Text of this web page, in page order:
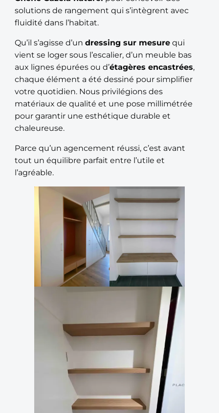
solutions de rangement qui s’intègrent avec
fluidité dans l’habitat.
Qu’il s’agisse d’undressing sur mesure qui
vient se loger sous l’escalier, d’un meuble bas
aux lignes épurées ou d’étagères encastrées,
chaque élément a été dessiné pour simplifier
votre quotidien. Nous privilégions des
matériaux de qualité et une pose millimétrée
pour garantir une esthétique durable et
chaleureuse.
Parce qu’un agencement réussi, c’est avant
tout un équilibre parfait entre l’utile et
l’agréable.